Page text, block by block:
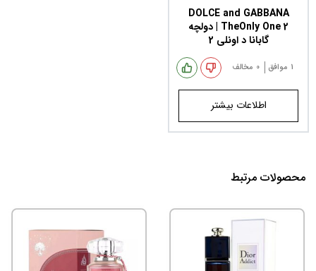
DOLCE and GABBANA
TheOnly One 2 | دولچه
گابانا د اونلی 2
1 موافق 0 مخالف
اطلاعات بیشتر
محصولات مرتبط